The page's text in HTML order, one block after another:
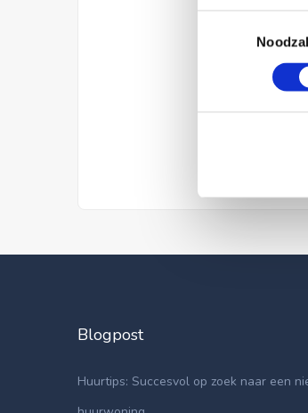
Blogpost
Huurtips: Succesvol op zoek naar een